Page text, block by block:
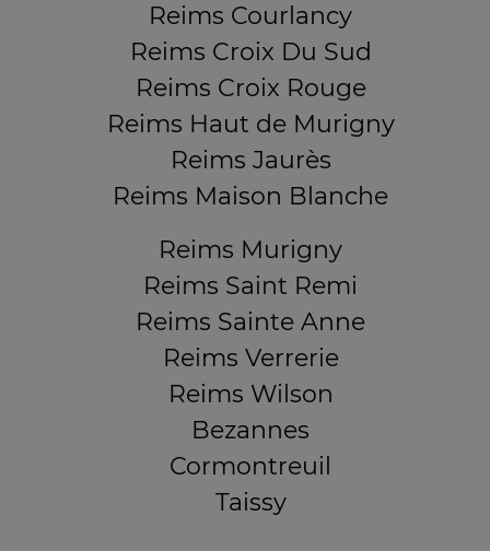
Reims Courlancy
Reims Croix Du Sud
Reims Croix Rouge
Reims Haut de Murigny
Reims Jaurès
Reims Maison Blanche
Reims Murigny
Reims Saint Remi
Reims Sainte Anne
Reims Verrerie
Reims Wilson
Bezannes
Cormontreuil
Taissy